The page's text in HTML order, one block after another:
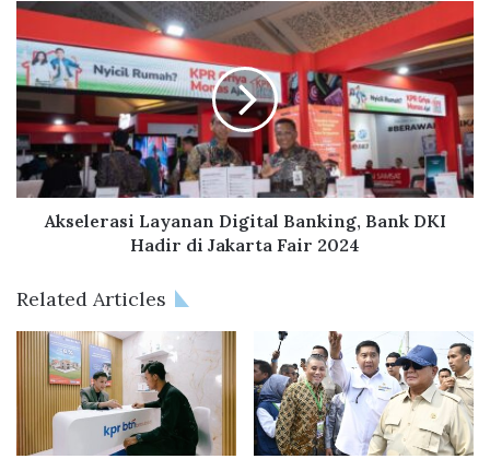
o
t
a
a
n
:
K
o
r
B
a
A
k
s
e
l
e
r
a
s
a
n
Akselerasi Layanan Digital Banking, Bank DKI
Hadir di Jakarta Fair 2024
Related Articles